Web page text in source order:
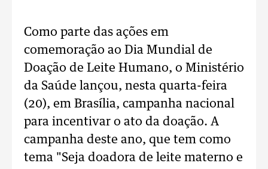
Como parte das ações em
comemoração ao Dia Mundial de
Doação de Leite Humano, o Ministério
da Saúde lançou, nesta quarta-feira
(20), em Brasília, campanha nacional
para incentivar o ato da doação. A
campanha deste ano, que tem como
tema "Seja doadora de leite materno e